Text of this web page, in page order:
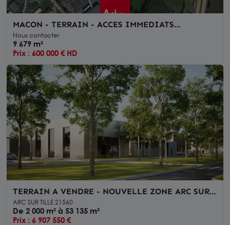
MACON - TERRAIN - ACCES IMMEDIATS
AUTOROUTES ET GRANDS AXES - GARE TGV
Nous contacter
9 679 m²
Prix : 600 000 € HD
TERRAIN A VENDRE - NOUVELLE ZONE ARC SUR
TILLE
ARC SUR TILLE 21560
De 2 000 m² à 53 135 m²
Prix : 6 907 550 €